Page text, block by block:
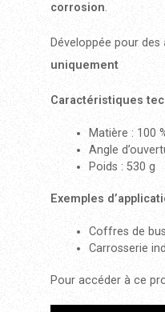
corrosion.
Développée pour des
uniquement
Caractéristiques
Matière : 100
Angle
Poids : 530 g
Exemples
Coffres de
Carrosserie
Pour accéder à ce